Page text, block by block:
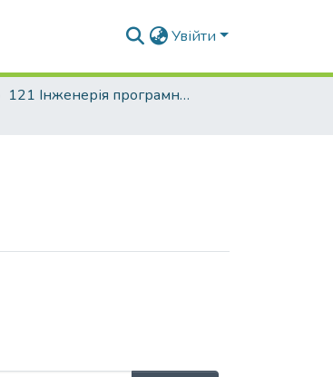
Увійти
121 Інженерія програмного забезпечення. Розподілені програмні системи і технології